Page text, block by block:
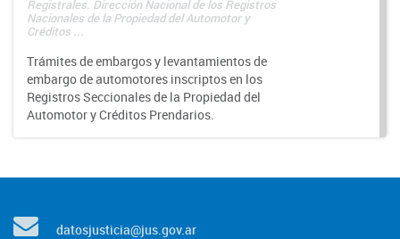
Registrales. Dirección Nacional de los Registros
Nacionales de la Propiedad del Automotor y
Créditos ...
Trámites de embargos y levantamientos de
embargo de automotores inscriptos en los
Registros Seccionales de la Propiedad del
Automotor y Créditos Prendarios.
datosjusticia@jus.gov.ar